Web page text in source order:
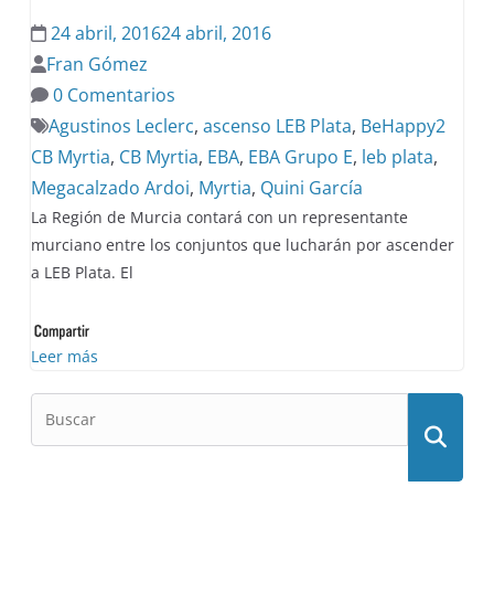
24 abril, 201624 abril, 2016
Fran Gómez
0 Comentarios
Agustinos Leclerc,ascenso LEB Plata, BeHappy2
CB Myrtia, CB Myrtia, EBA, EBA Grupo E, leb plata,
Megacalzado Ardoi, Myrtia, Quini García
La Región de Murcia contará con un representante
murciano entre los conjuntos que lucharán por ascender
a LEB Plata. El
Leer más